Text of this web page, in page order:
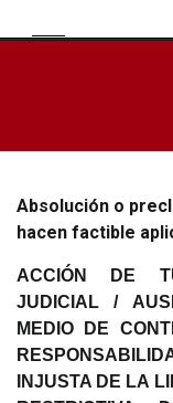
Absolución o
hacen factible
ACCIÓN DE
JUDICIAL /
MEDIO DE
INJUSTA DE LA